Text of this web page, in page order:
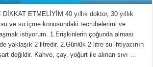
ETMELİYİM 40 yıllık doktor, 30 yıllık
ve su içme konusundaki tecrübelerimi ve
istiyorum. 1.Erişkinlerin çoğunda alması
yaklaşık 2 litredir. 2.Günlük 2 litre su ihtiyacının
değildir. Kahve, çay, yoğurt ile alınan sıvı …